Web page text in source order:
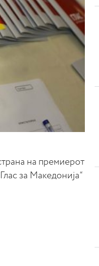
на премиерот
за Македонија“